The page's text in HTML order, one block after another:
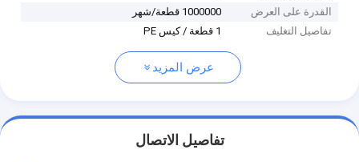
القدرة على العرض
1000000 قطعة/شهر
تفاصيل التغليف
1 قطعة / كيس PE
عرض المزيد
تفاصيل الاتصال